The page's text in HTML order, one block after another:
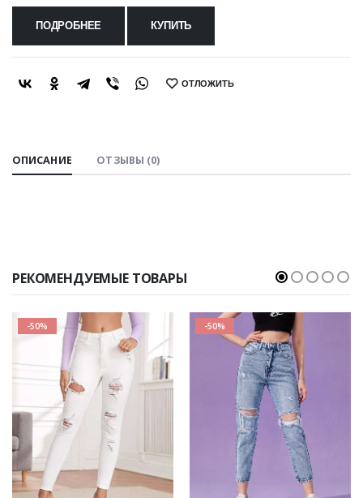
ПОДРОБНЕЕ КУПИТЬ
SHARE: ОТЛОЖИТЬ
ОПИСАНИЕ ОТЗЫВЫ (0)
РЕКОМЕНДУЕМЫЕ ТОВАРЫ
-50% -50%